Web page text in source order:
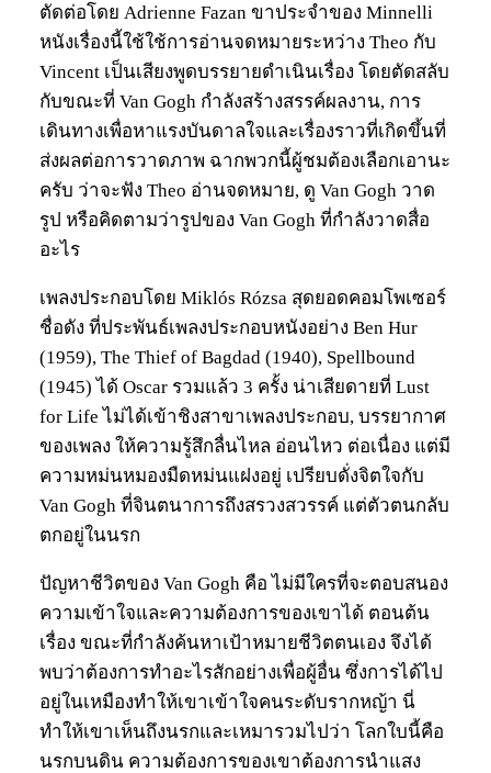
ตัดต่อโดย Adrienne Fazan ขาประจำของ Minnelli
หนังเรื่องนี้ใช้ใช้การอ่านจดหมายระหว่าง Theo กับ
Vincent เป็นเสียงพูดบรรยายดำเนินเรื่อง โดยตัดสลับ
กับขณะที่ Van Gogh กำลังสร้างสรรค์ผลงาน, การ
เดินทางเพื่อหาแรงบันดาลใจและเรื่องราวที่เกิดขึ้นที่
ส่งผลต่อการวาดภาพ ฉากพวกนี้ผู้ชมต้องเลือกเอานะ
ครับ ว่าจะฟัง Theo อ่านจดหมาย, ดู Van Gogh วาด
รูป หรือคิดตามว่ารูปของ Van Gogh ที่กำลังวาดสื่อ
อะไร
เพลงประกอบโดย Miklós Rózsa สุดยอดคอมโพเซอร์
ชื่อดัง ที่ประพันธ์เพลงประกอบหนังอย่าง Ben Hur
(1959), The Thief of Bagdad (1940), Spellbound
(1945) ได้ Oscar รวมแล้ว 3 ครั้ง น่าเสียดายที่ Lust
for Life ไม่ได้เข้าชิงสาขาเพลงประกอบ, บรรยากาศ
ของเพลง ให้ความรู้สึกลื่นไหล อ่อนไหว ต่อเนื่อง แต่มี
ความหม่นหมองมืดหม่นแฝงอยู่ เปรียบดั่งจิตใจกับ
Van Gogh ที่จินตนาการถึงสรวงสวรรค์ แต่ตัวตนกลับ
ตกอยู่ในนรก
ปัญหาชีวิตของ Van Gogh คือ ไม่มีใครที่จะตอบสนอง
ความเข้าใจและความต้องการของเขาได้ ตอนต้น
เรื่อง ขณะที่กำลังค้นหาเป้าหมายชีวิตตนเอง จึงได้
พบว่าต้องการทำอะไรสักอย่างเพื่อผู้อื่น ซึ่งการได้ไป
อยู่ในเหมืองทำให้เขาเข้าใจคนระดับรากหญ้า นี่
ทำให้เขาเห็นถึงนรกและเหมารวมไปว่า โลกใบนี้คือ
นรกบนดิน ความต้องการของเขาต้องการนำแสง